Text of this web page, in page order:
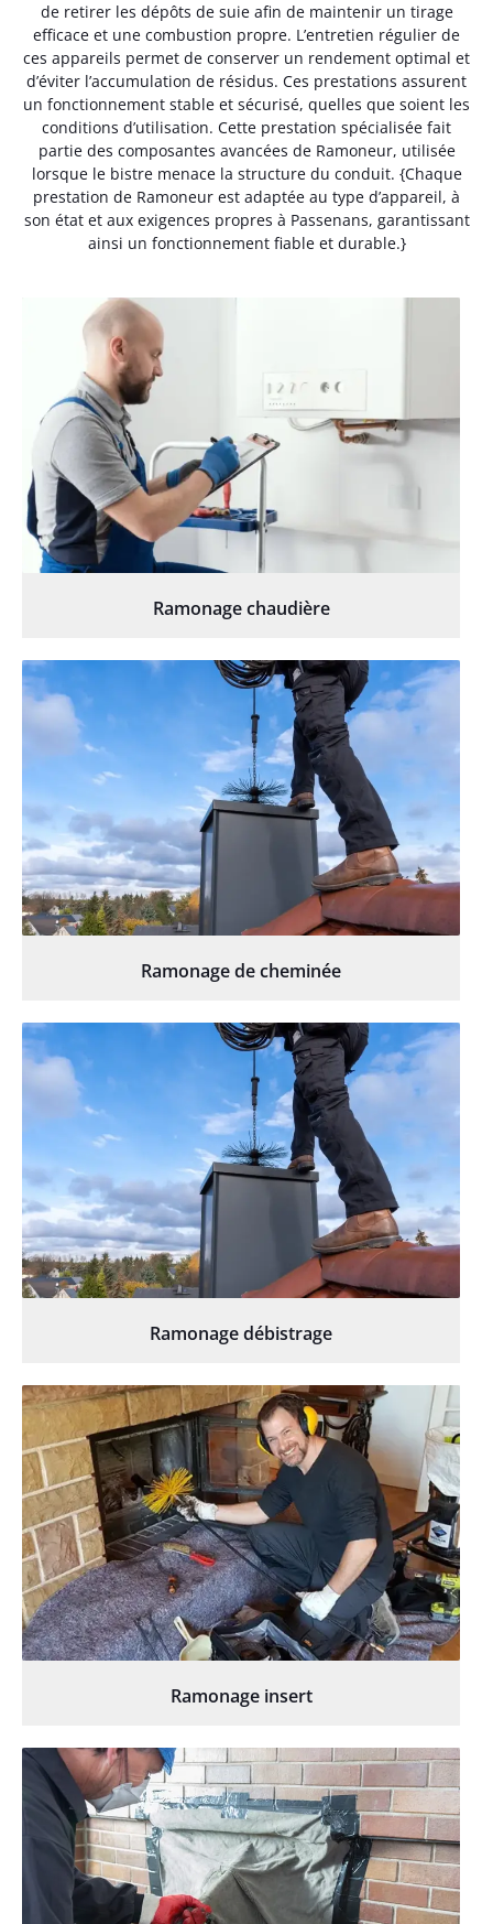
de retirer les dépôts de suie afin de maintenir un tirage
efficace et une combustion propre. L’entretien régulier de
ces appareils permet de conserver un rendement optimal et
d’éviter l’accumulation de résidus. Ces prestations assurent
un fonctionnement stable et sécurisé, quelles que soient les
conditions d’utilisation. Cette prestation spécialisée fait
partie des composantes avancées de Ramoneur, utilisée
lorsque le bistre menace la structure du conduit. {Chaque
prestation de Ramoneur est adaptée au type d’appareil, à
son état et aux exigences propres à Passenans, garantissant
ainsi un fonctionnement fiable et durable.}
Ramonage chaudière
Ramonage de cheminée
Ramonage débistrage
Ramonage insert